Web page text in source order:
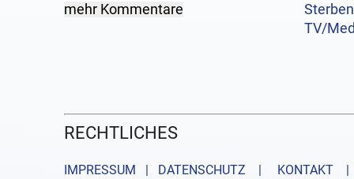
mehr Kommentare
TV/
RECHTLICHES
IMPRESSUM | DATENSCHUTZ | KONTAKT